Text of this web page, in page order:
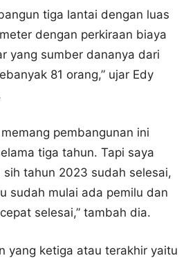
tiga lantai dengan luas
dengan perkiraan biaya
yang sumber dananya dari
81 orang,” ujar Edy
pembangunan ini
tiga tahun. Tapi saya
tahun 2023 sudah selesai,
sudah mulai ada pemilu dan
selesai,” tambah dia.
yang ketiga atau terakhir yaitu